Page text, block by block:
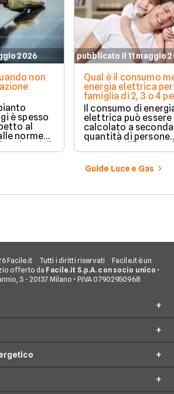
2026
non
è spesso
al
norme
i casi di
pubblicato il 11 maggio
Qual è il consumo
energia elettrica per
famiglia di 2, 3 o 4
Il consumo di
elettrica può essere
calcolato a
quantità di persone
presenti all'interno
determinato
numerosi i fattori
influenzano questo
considerazione per
Guide Luce e Gas
Facile.it Tutti i diritti riservati
Facile.it è un
offerto da Facile.it S.p.A. con socio unico •
3 - 20137 Milano • P.IVA 07902950968